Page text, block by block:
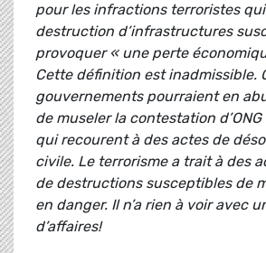
pour les infractions terroristes
destruction d’infrastructures
provoquer « une perte
Cette définition est inadmissible.
gouvernements pourraient en
de museler la contestation
qui recourent à des actes de
civile. Le terrorisme a trait à des
de destructions susceptibles de
en danger. Il n’a rien à voir avec
d’affaires!